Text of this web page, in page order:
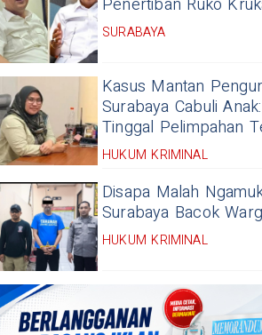
SURABAYA
Kasus Mantan
Surabaya Cabuli
Tinggal Pelimpahan
HUKUM KRIMINAL
Disapa Malah
Surabaya Bacok
HUKUM KRIMINAL